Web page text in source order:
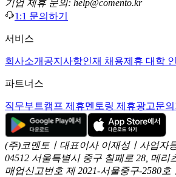
기업 제휴 문의: help@comento.kr
1:1 문의하기
서비스
회사소개 공지사항인재 채용제휴 대학
파트너스
직무부트캠프 제휴멘토링 제휴광고문의
(주)코멘토ㅣ대표이사 이재성ㅣ사업자
04512 서울특별시 중구 칠패로 28, 메리
매업신고번호 제 2021-서울중구-2580